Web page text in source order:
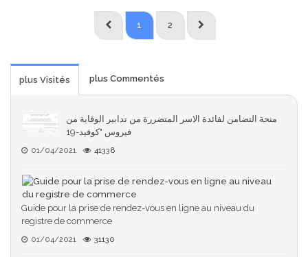
1 2
plus Visités plus Commentés
منحة التضامن لفائدة الاسر المتضررة من تدابير الوقاية من
فيروس "كوفيد-19
01/04/2021 41338
Guide pour la prise de rendez-vous en ligne au niveau du
registre de commerce
01/04/2021 31130